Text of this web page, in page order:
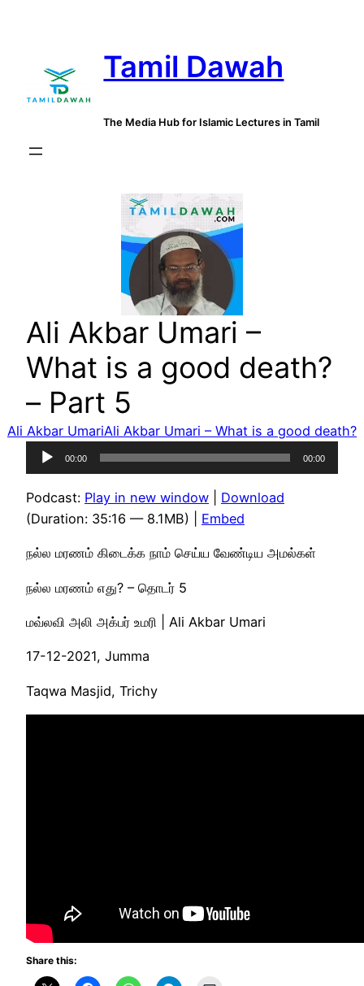
Tamil Dawah
The Media Hub for Islamic Lectures in Tamil
Ali Akbar Umari –
What is a good death?
– Part 5
Ali Akbar UmariAli Akbar Umari – What is a good death?
Audio
Player
00:00 00:00
Podcast: Play in new window
Download
(Duration: 35:16 — 8.1MB) | Embed
நல்ல மரணம் கிடைக்க நாம் செய்ய வேண்டிய அமல்கள்
நல்ல மரணம் எது? – தொடர் 5
மவ்லவி அலி அக்பர் உமரி | Ali Akbar Umari
17-12-2021, Jumma
Taqwa Masjid, Trichy
Share this: